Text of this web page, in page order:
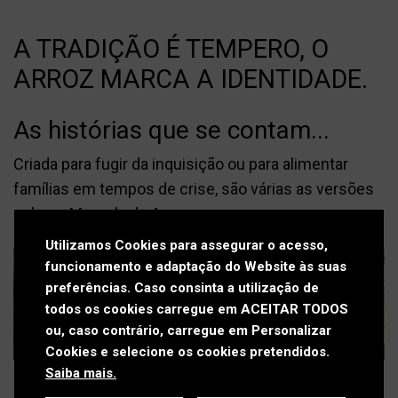
Contactos
Política de Privacidade
A TRADIÇÃO É TEMPERO, O
ARROZ MARCA A IDENTIDADE.
As histórias que se contam...
Criada para fugir da inquisição ou para alimentar
famílias em tempos de crise, são várias as versões
sobre a Morcela de Arroz.
Utilizamos Cookies para assegurar o acesso,
funcionamento e adaptação do Website às suas
preferências. Caso consinta a utilização de
todos os cookies carregue em ACEITAR TODOS
ou, caso contrário, carregue em Personalizar
Cookies e selecione os cookies pretendidos.
Saiba mais.